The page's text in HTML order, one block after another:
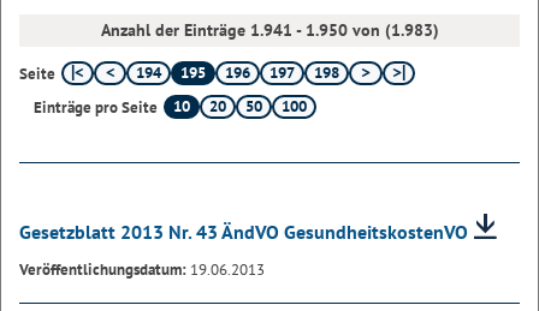
Anzahl der Einträge 1.941 - 1.950 von (1.983)
Seite 194 195 196 197
198
Einträge pro Seite
10 20 50 100
Gesetzblatt 2013 Nr. 43 ÄndVO GesundheitskostenVO
Veröffentlichungsdatum: 19.06.2013